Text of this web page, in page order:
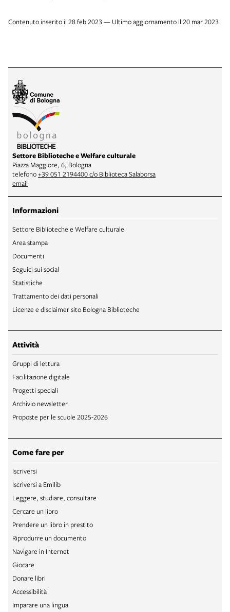
Contenuto inserito il 28 feb 2023 — Ultimo aggiornamento il 20 mar 2023
Settore Biblioteche e Welfare culturale
Piazza Maggiore, 6, Bologna
telefono+39 051 2194400 c/o Biblioteca Salaborsa
email
Informazioni
Settore Biblioteche e Welfare culturale
Area stampa
Documenti
Seguici sui social
Statistiche
Trattamento dei dati personali
Licenze e disclaimer sito Bologna Biblioteche
Attività
Gruppi di lettura
Facilitazione digitale
Progetti speciali
Archivio newsletter
Proposte per le scuole 2025-2026
Come fare per
Iscriversi
Iscriversi a Emilib
Leggere, studiare, consultare
Cercare un libro
Prendere un libro in prestito
Riprodurre un documento
Navigare in Internet
Giocare
Donare libri
Accessibilità
Imparare una lingua